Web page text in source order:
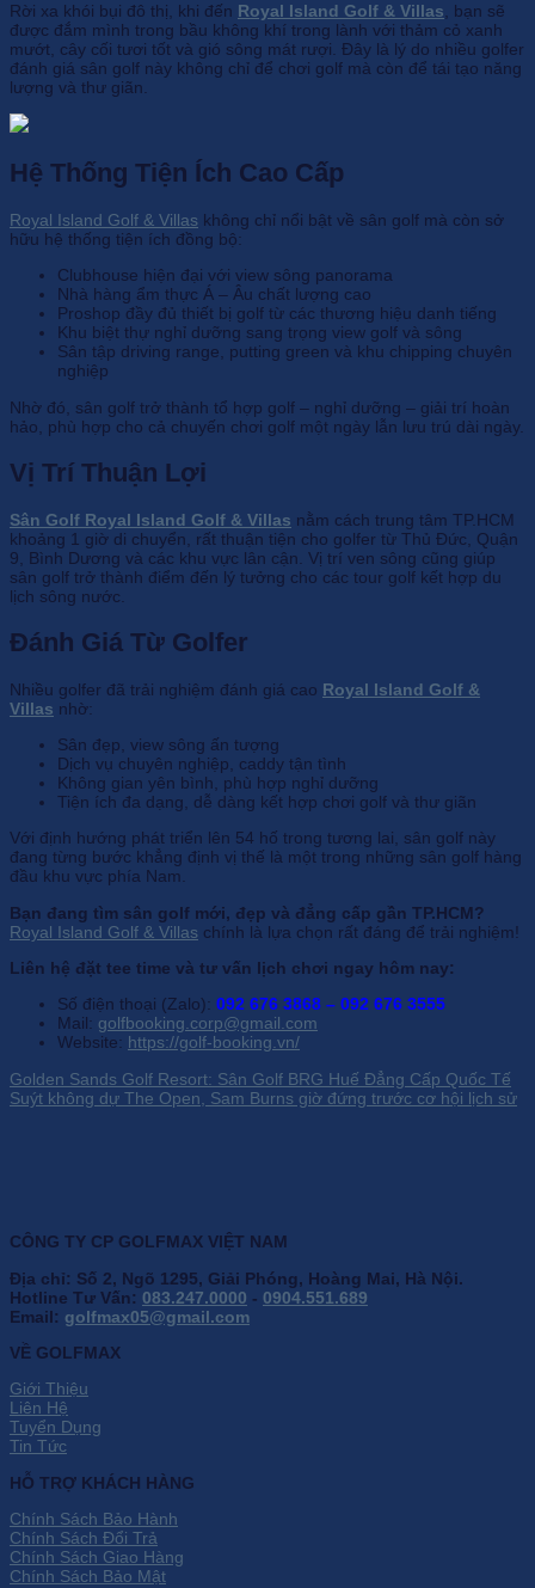
Rời xa khói bụi đô thị, khi đến Royal Island Golf & Villas , bạn sẽ
được đắm mình trong bầu không khí trong lành với thảm cỏ xanh
mướt, cây cối tươi tốt và gió sông mát rượi. Đây là lý do nhiều golfer
đánh giá sân golf này không chỉ để chơi golf mà còn để tái tạo năng
lượng và thư giãn.
Hệ Thống Tiện Ích Cao Cấp
Royal Island Golf & Villas không chỉ nổi bật về sân golf mà còn sở
hữu hệ thống tiện ích đồng bộ:
Clubhouse hiện đại với view sông panorama
Nhà hàng ẩm thực Á – Âu chất lượng cao
Proshop đầy đủ thiết bị golf từ các thương hiệu danh tiếng
Khu biệt thự nghỉ dưỡng sang trọng view golf và sông
Sân tập driving range, putting green và khu chipping chuyên
nghiệp
Nhờ đó, sân golf trở thành tổ hợp golf – nghỉ dưỡng – giải trí hoàn
hảo, phù hợp cho cả chuyến chơi golf một ngày lẫn lưu trú dài ngày.
Vị Trí Thuận Lợi
Sân Golf Royal Island Golf & Villas nằm cách trung tâm TP.HCM
khoảng 1 giờ di chuyển, rất thuận tiện cho golfer từ Thủ Đức, Quận
9, Bình Dương và các khu vực lân cận. Vị trí ven sông cũng giúp
sân golf trở thành điểm đến lý tưởng cho các tour golf kết hợp du
lịch sông nước.
Đánh Giá Từ Golfer
Nhiều golfer đã trải nghiệm đánh giá cao Royal Island Golf &
Villas nhờ:
Sân đẹp, view sông ấn tượng
Dịch vụ chuyên nghiệp, caddy tận tình
Không gian yên bình, phù hợp nghỉ dưỡng
Tiện ích đa dạng, dễ dàng kết hợp chơi golf và thư giãn
Với định hướng phát triển lên 54 hố trong tương lai, sân golf này
đang từng bước khẳng định vị thế là một trong những sân golf hàng
đầu khu vực phía Nam.
Bạn đang tìm sân golf mới, đẹp và đẳng cấp gần TP.HCM?
Royal Island Golf & Villas chính là lựa chọn rất đáng để trải nghiệm!
Liên hệ đặt tee time và tư vấn lịch chơi ngay hôm nay:
Số điện thoại (Zalo): 092 676 3868 – 092 676 3555
Mail: golfbooking.corp@gmail.com
Website: https://golf-booking.vn/
Golden Sands Golf Resort: Sân Golf BRG Huế Đẳng Cấp Quốc Tế
Suýt không dự The Open, Sam Burns giờ đứng trước cơ hội lịch sử
CÔNG TY CP GOLFMAX VIỆT NAM
Địa chỉ: Số 2, Ngõ 1295, Giải Phóng, Hoàng Mai, Hà Nội.
Hotline Tư Vấn: 083.247.0000 - 0904.551.689
Email: golfmax05@gmail.com
VỀ GOLFMAX
Giới Thiệu
Liên Hệ
Tuyển Dụng
Tin Tức
HỖ TRỢ KHÁCH HÀNG
Chính Sách Bảo Hành
Chính Sách Đổi Trả
Chính Sách Giao Hàng
Chính Sách Bảo Mật